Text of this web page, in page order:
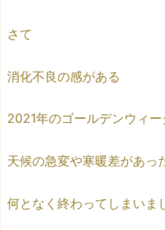
さて
消化不良の感がある
2021年のゴールデンウィー
天候の急変や寒暖差があっ
何となく終わってしまいま